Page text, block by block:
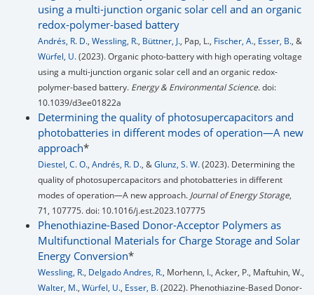
using a multi-junction organic solar cell and an organic
redox-polymer-based battery
Andrés, R. D., Wessling, R., Büttner, J., Pap, L., Fischer, A., Esser, B., &
Würfel, U.(2023). Organic photo-battery with high operating voltage
using a multi-junction organic solar cell and an organic redox-
polymer-based battery. Energy & Environmental Science. doi:
10.1039/d3ee01822a
Determining the quality of photosupercapacitors and
photobatteries in different modes of operation—A new
approach*
Diestel, C. O., Andrés, R. D., &Glunz, S. W.(2023). Determining the
quality of photosupercapacitors and photobatteries in different
modes of operation—A new approach. Journal of Energy Storage,
71, 107775. doi: 10.1016/j.est.2023.107775
Phenothiazine-Based Donor-Acceptor Polymers as
Multifunctional Materials for Charge Storage and Solar
Energy Conversion*
Wessling, R., Delgado Andres, R., Morhenn, I., Acker, P., Maftuhin, W.,
Walter, M., Würfel, U., Esser, B.(2022). Phenothiazine-Based Donor-